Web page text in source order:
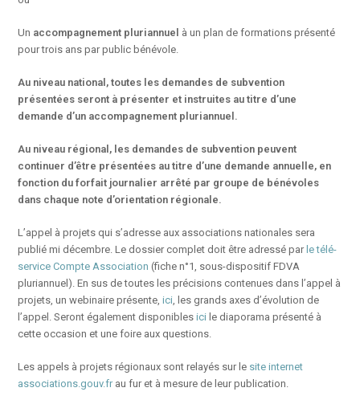
Un accompagnement pluriannuel à un plan de formations présenté
pour trois ans par public bénévole.
Au niveau national, toutes les demandes de subvention
présentées seront à présenter et instruites au titre d’une
demande d’un accompagnement pluriannuel.
Au niveau régional, les demandes de subvention peuvent
continuer d’être présentées au titre d’une demande annuelle, en
fonction du forfait journalier arrêté par groupe de bénévoles
dans chaque note d’orientation régionale.
L’appel à projets qui s’adresse aux associations nationales sera
publié mi décembre. Le dossier complet doit être adressé par le télé-
service Compte Association (fiche n°1, sous-dispositif FDVA
pluriannuel). En sus de toutes les précisions contenues dans l’appel à
projets, un webinaire présente,ici, les grands axes d’évolution de
l’appel. Seront également disponiblesici le diaporama présenté à
cette occasion et une foire aux questions.
Les appels à projets régionaux sont relayés sur le site internet
associations.gouv.frau fur et à mesure de leur publication.